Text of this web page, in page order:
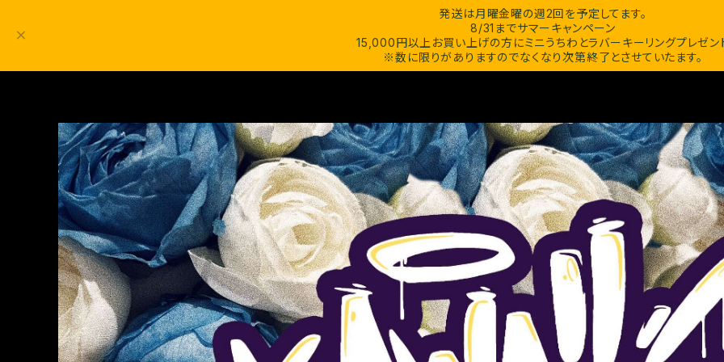
発送は月曜金曜の週2回を予定してます。
8/31までサマーキャンペーン
15,000円以上お買い上げの方にミニうちわとラバーキーリングプレゼン
※数に限りがありますのでなくなり次第終了とさせていたます。